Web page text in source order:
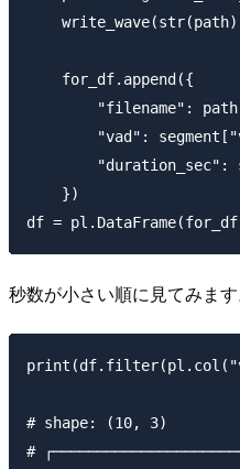
    for_df.append({
"filename":
"vad":
"duration_sec":
    })
秒数が小さい順に見てみます
# shape: (10, 3)
#